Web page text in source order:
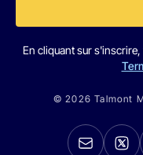
En cliquant sur
© 2026 Talmont